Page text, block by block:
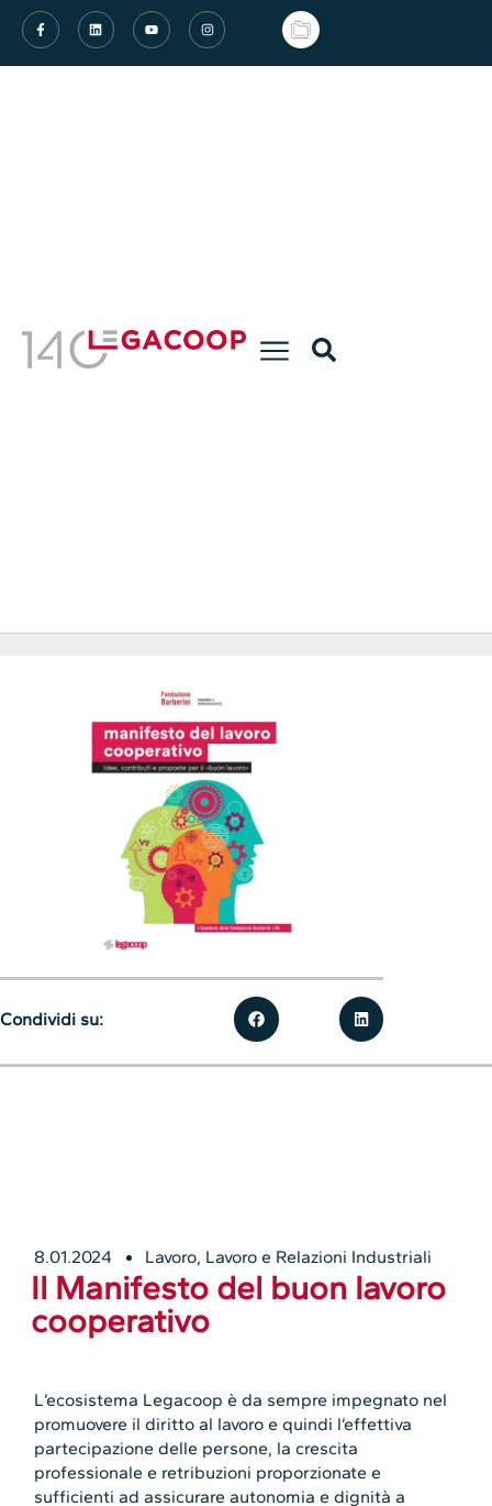
8.01.2024 Lavoro, Lavoro e Relazioni Industriali
Il Manifesto del buon lavoro
cooperativo
L’ecosistema Legacoop è da sempre impegnato nel
promuovere il diritto al lavoro e quindi l’effettiva
partecipazione delle persone, la crescita
professionale e retribuzioni proporzionate e
sufficienti ad assicurare autonomia e dignità a
Condividi su: